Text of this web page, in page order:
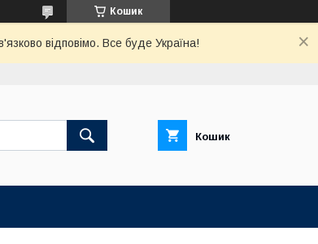
Кошик
відповімо. Все буде Україна!
Кошик